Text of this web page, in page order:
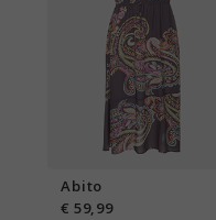
Abito
€ 59,99